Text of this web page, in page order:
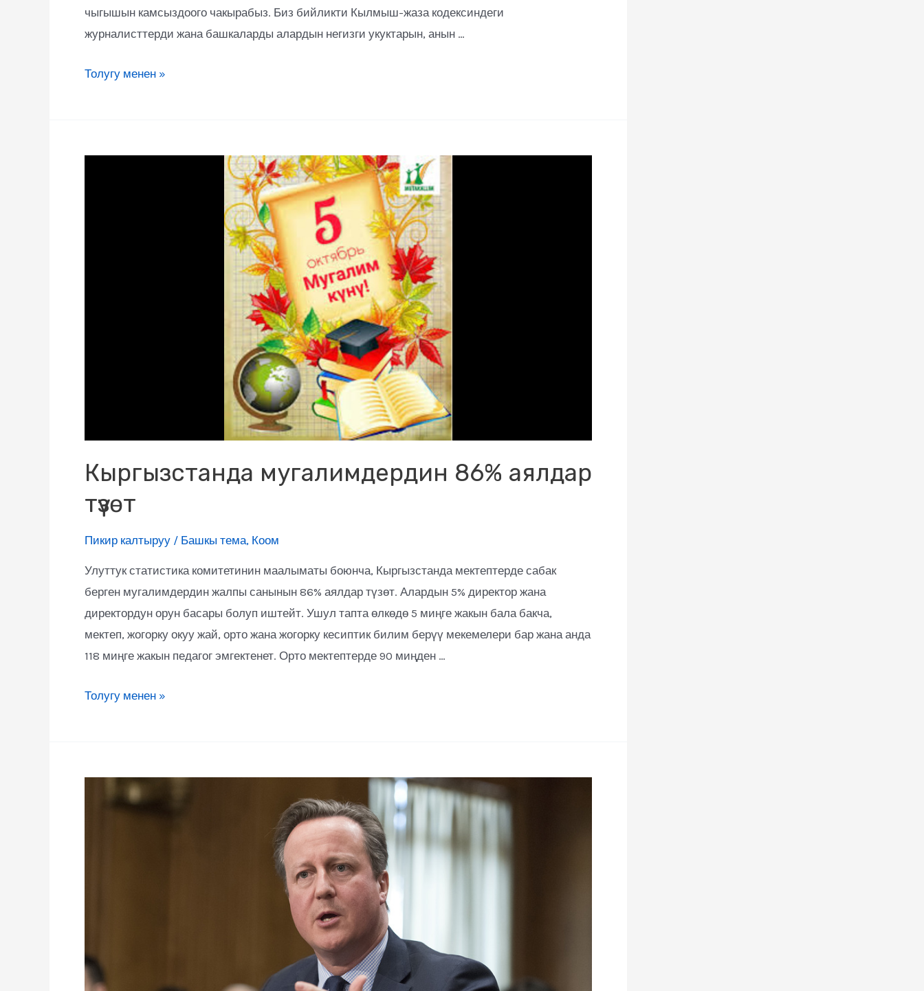
чыгышын камсыздоого чакырабыз. Биз бийликти Кылмыш-жаза кодексиндеги
журналисттерди жана башкаларды алардын негизги укуктарын, анын …
Толугу менен »
Кыргызстанда мугалимдердин 86% аялдар
түзөт
Пикир калтыруу / Башкы тема, Коом
Улуттук статистика комитетинин маалыматы боюнча, Кыргызстанда мектептерде сабак
берген мугалимдердин жалпы санынын 86% аялдар түзөт. Алардын 5% директор жана
директордун орун басары болуп иштейт. Ушул тапта өлкөдө 5 миңге жакын бала бакча,
мектеп, жогорку окуу жай, орто жана жогорку кесиптик билим берүү мекемелери бар жана анда
118 миңге жакын педагог эмгектенет. Орто мектептерде 90 миңден …
Толугу менен »